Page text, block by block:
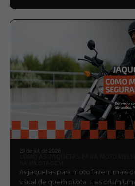
29 de jul. de 2026
As jaquetas para moto fazem mais
visual de quem pilota. Elas criam